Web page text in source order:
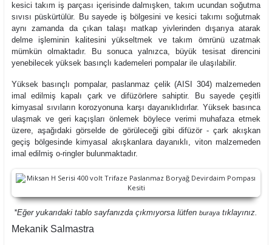
kesici takım iş parçası içerisinde dalmışken, takım ucundan soğutma
sıvısı püskürtülür. Bu sayede iş bölgesini ve kesici takımı soğutmak
aynı zamanda da çıkan talaşı matkap yivlerinden dışarıya atarak
delme işleminin kalitesini yükseltmek ve takım ömrünü uzatmak
mümkün olmaktadır. Bu sonuca yalnızca, büyük tesisat direncini
yenebilecek yüksek basınçlı kademeleri pompalar ile ulaşılabilir.
Yüksek basınçlı pompalar, paslanmaz çelik (AISI 304) malzemeden
imal edilmiş kapalı çark ve difüzörlere sahiptir. Bu sayede çeşitli
kimyasal sıvıların korozyonuna karşı dayanıklıdırlar. Yüksek basınca
ulaşmak ve geri kaçışları önlemek böylece verimi muhafaza etmek
üzere, aşağıdaki görselde de görüleceği gibi difüzör - çark akışkan
geçiş bölgesinde kimyasal akışkanlara dayanıklı, viton malzemeden
imal edilmiş o-ringler bulunmaktadır.
*Eğer yukarıdaki tablo sayfanızda çıkmıyorsa lütfen buraya tıklayınız.
Mekanik Salmastra